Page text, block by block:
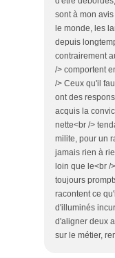
sont à mon
le monde, les
depuis
contrairement
/> comportent
/> Ceux qu'il
ont des
acquis la
nette<br />
milite, pour un
jamais rien à
loin que le<br /
toujours
racontent ce
d'illuminés
d'aligner deux
sur le métier,